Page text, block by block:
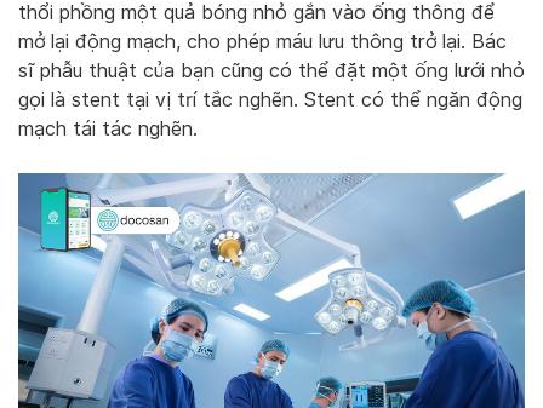
thổi phồng một quả bóng nhỏ gắn vào ống thông để
mở lại động mạch, cho phép máu lưu thông trở lại. Bác
sĩ phẫu thuật của bạn cũng có thể đặt một ống lưới nhỏ
gọi là stent tại vị trí tắc nghẽn. Stent có thể ngăn động
mạch tái tác nghẽn.